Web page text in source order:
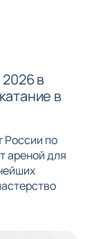
в
в
России по
ареной для